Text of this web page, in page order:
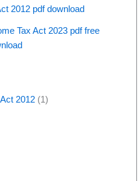
2012 pdf download
Tax Act 2023 pdf free
2012 (1)